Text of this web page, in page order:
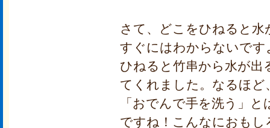
さて、どこをひねると
すぐにはわからないで
ひねると竹串から水が出
てくれました。なるほ
「おでんで手を洗う」
ですね！こんなにおも